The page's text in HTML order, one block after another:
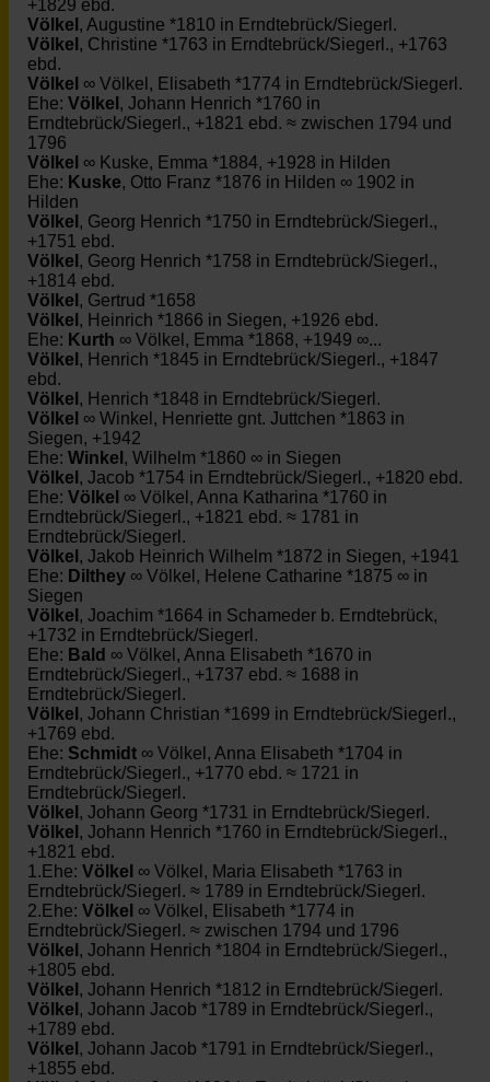
+1829 ebd.
Völkel , Augustine *1810 in Erndtebrück/Siegerl.
Völkel , Christine *1763 in Erndtebrück/Siegerl., +1763
ebd.
Völkel ∞ Völkel, Elisabeth *1774 in Erndtebrück/Siegerl.
Ehe: Völkel , Johann Henrich *1760 in
Erndtebrück/Siegerl., +1821 ebd. ≈ zwischen 1794 und
1796
Völkel ∞ Kuske, Emma *1884, +1928 in Hilden
Ehe: Kuske, Otto Franz *1876 in Hilden ∞ 1902 in
Hilden
Völkel , Georg Henrich *1750 in Erndtebrück/Siegerl.,
+1751 ebd.
Völkel , Georg Henrich *1758 in Erndtebrück/Siegerl.,
+1814 ebd.
Völkel , Gertrud *1658
Völkel , Heinrich *1866 in Siegen, +1926 ebd.
Ehe: Kurth ∞ Völkel, Emma *1868, +1949 ∞...
Völkel , Henrich *1845 in Erndtebrück/Siegerl., +1847
ebd.
Völkel , Henrich *1848 in Erndtebrück/Siegerl.
Völkel ∞ Winkel, Henriette gnt. Juttchen *1863 in
Siegen, +1942
Ehe: Winkel , Wilhelm *1860 ∞ in Siegen
Völkel , Jacob *1754 in Erndtebrück/Siegerl., +1820 ebd.
Ehe: Völkel ∞ Völkel, Anna Katharina *1760 in
Erndtebrück/Siegerl., +1821 ebd. ≈ 1781 in
Erndtebrück/Siegerl.
Völkel , Jakob Heinrich Wilhelm *1872 in Siegen, +1941
Ehe: Dilthey ∞ Völkel, Helene Catharine *1875 ∞ in
Siegen
Völkel , Joachim *1664 in Schameder b. Erndtebrück,
+1732 in Erndtebrück/Siegerl.
Ehe: Bald ∞ Völkel, Anna Elisabeth *1670 in
Erndtebrück/Siegerl., +1737 ebd. ≈ 1688 in
Erndtebrück/Siegerl.
Völkel , Johann Christian *1699 in Erndtebrück/Siegerl.,
+1769 ebd.
Ehe: Schmidt ∞ Völkel, Anna Elisabeth *1704 in
Erndtebrück/Siegerl., +1770 ebd. ≈ 1721 in
Erndtebrück/Siegerl.
Völkel , Johann Georg *1731 in Erndtebrück/Siegerl.
Völkel , Johann Henrich *1760 in Erndtebrück/Siegerl.,
+1821 ebd.
1.Ehe: Völkel ∞ Völkel, Maria Elisabeth *1763 in
Erndtebrück/Siegerl. ≈ 1789 in Erndtebrück/Siegerl.
2.Ehe: Völkel ∞ Völkel, Elisabeth *1774 in
Erndtebrück/Siegerl. ≈ zwischen 1794 und 1796
Völkel , Johann Henrich *1804 in Erndtebrück/Siegerl.,
+1805 ebd.
Völkel , Johann Henrich *1812 in Erndtebrück/Siegerl.
Völkel , Johann Jacob *1789 in Erndtebrück/Siegerl.,
+1789 ebd.
Völkel , Johann Jacob *1791 in Erndtebrück/Siegerl.,
+1855 ebd.